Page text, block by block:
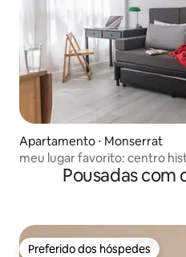
Apartamento ⋅ Monserrat
meu lugar favorito: centro
Pousadas com
Preferido dos hóspedes